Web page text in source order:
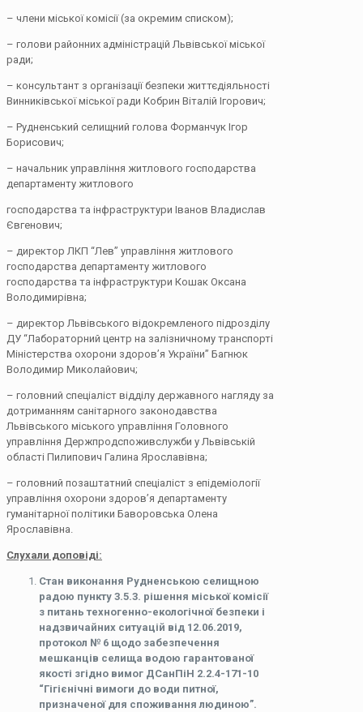
– члени міської комісії (за окремим списком);
– голови районних адміністрацій Львівської міської
ради;
– консультант з організації безпеки життєдіяльності
Винниківської міської ради Кобрин Віталій Ігорович;
– Рудненський селищний голова Форманчук Ігор
Борисович;
– начальник управління житлового господарства
департаменту житлового
господарства та інфраструктури Іванов Владислав
Євгенович;
– директор ЛКП “Лев” управління житлового
господарства департаменту житлового
господарства та інфраструктури Кошак Оксана
Володимирівна;
– директор Львівського відокремленого підрозділу
ДУ “Лабораторний центр на залізничному транспорті
Міністерства охорони здоров’я України” Багнюк
Володимир Миколайович;
– головний спеціаліст відділу державного нагляду за
дотриманням санітарного законодавства
Львівського міського управління Головного
управління Держпродспоживслужби у Львівській
області Пилипович Галина Ярославівна;
– головний позаштатний спеціаліст з епідеміології
управління охорони здоров’я департаменту
гуманітарної політики Баворовська Олена
Ярославівна.
Слухали доповіді:
Стан виконання Рудненською селищною
радою пункту 3.5.3. рішення міської комісії
з питань техногенно-екологічної безпеки і
надзвичайних ситуацій від 12.06.2019,
протокол № 6 щодо забезпечення
мешканців селища водою гарантованої
якості згідно вимог ДСанПіН 2.2.4-171-10
“Гігієнічні вимоги до води питної,
призначеної для споживання людиною”.